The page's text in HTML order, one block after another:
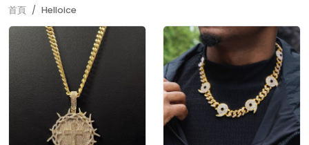
首頁 Helloice